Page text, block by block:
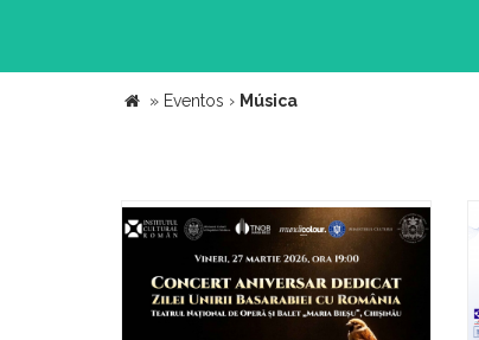
» Eventos › Música